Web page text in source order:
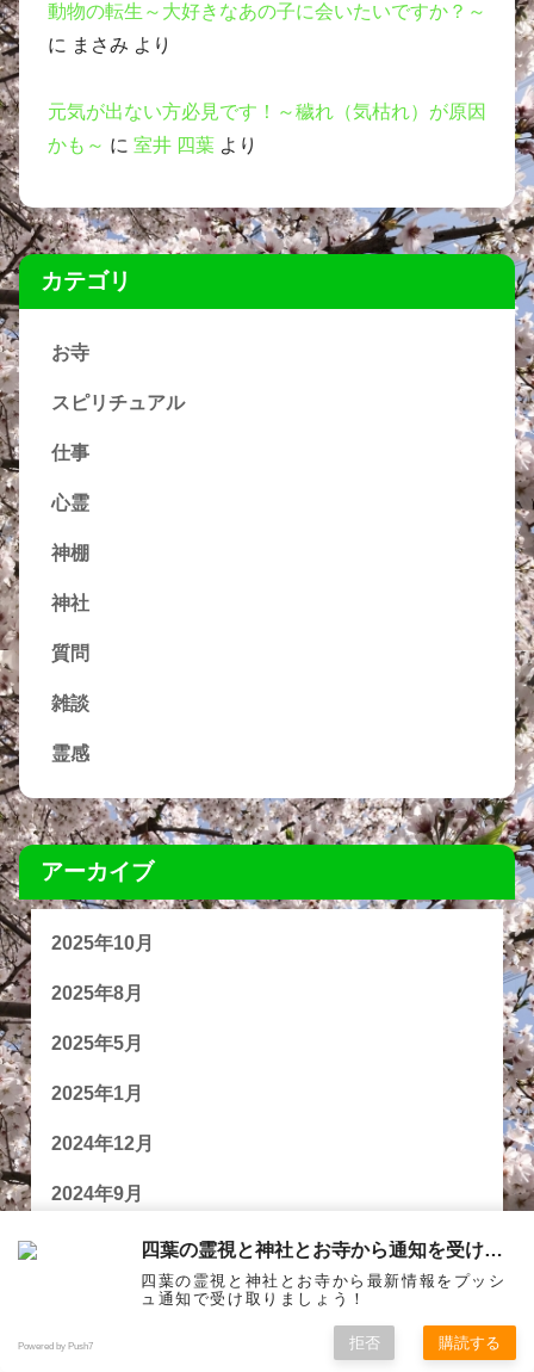
動物の転生～大好きなあの子に会いたいですか？～
に まさみ より
元気が出ない方必見です！～穢れ（気枯れ）が原因
かも～ に 室井 四葉 より
カテゴリ
お寺
スピリチュアル
仕事
心霊
神棚
神社
質問
雑談
霊感
アーカイブ
2025年10月
2025年8月
2025年5月
2025年1月
2024年12月
2024年9月
2024年5月
2024年3月
お問い合わせ プライバシーポリシー
四葉の霊視と神社とお寺から通知を受け取る
四葉の霊視と神社とお寺から最新情報をプッシ
ュ通知で受け取りましょう！
Powered by Push7 拒否 購読する